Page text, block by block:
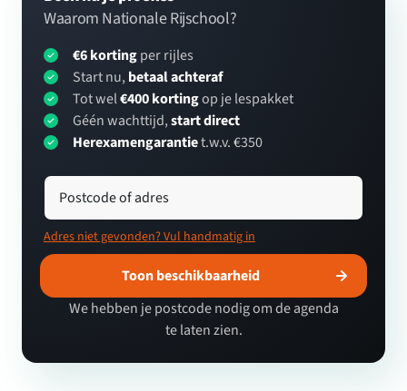
Waarom Nationale Rijschool?
€6 kortingper rijles
Start nu, betaal achteraf
Tot wel€400 kortingop je lespakket
Géén wachttijd,start direct
Herexamengarantiet.w.v. €350
Postcode of adres
Adres niet gevonden? Vul handmatig in
Toon beschikbaarheid
We hebben je postcode nodig om de agenda
te laten zien.